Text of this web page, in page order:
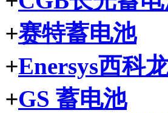
+赛特蓄电池
+Enersys西科
+GS 蓄电池